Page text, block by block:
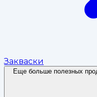
Закваски
Еще больше полезных